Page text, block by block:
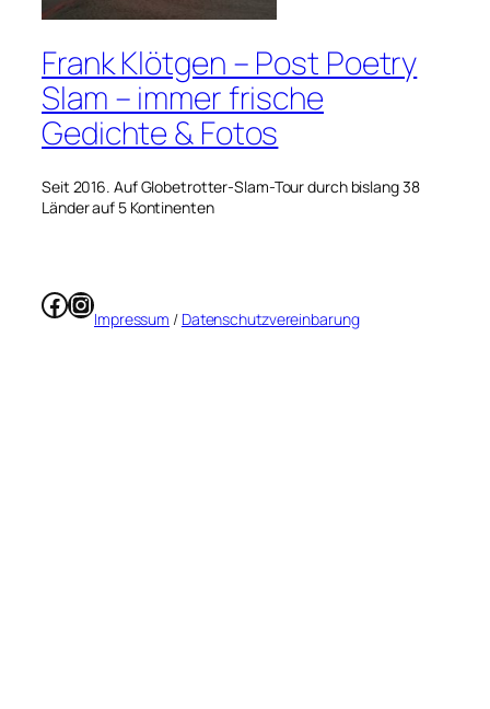
Frank Klötgen – Post Poetry
Slam – immer frische
Gedichte & Fotos
Seit 2016. Auf Globetrotter-Slam-Tour durch bislang 38
Länder auf 5 Kontinenten
Facebook
Instagram
Impressum / Datenschutzvereinbarung